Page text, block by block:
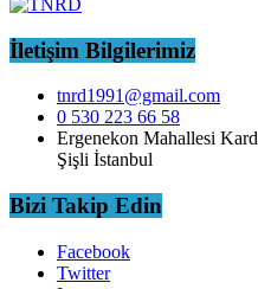
İletişim Bilgilerimiz
tnrd1991@gmail.com
0 530 223 66 58
Ergenekon Mahallesi
Şişli İstanbul
Bizi Takip Edin
Facebook
Twitter